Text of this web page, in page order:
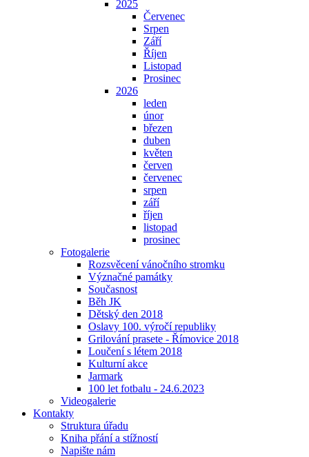
2025
Červenec
Srpen
Září
Říjen
Listopad
Prosinec
2026
leden
únor
březen
duben
květen
červen
červenec
srpen
září
říjen
listopad
prosinec
Fotogalerie
Rozsvěcení vánočního stromku
Význačné památky
Současnost
Běh JK
Dětský den 2018
Oslavy 100. výročí republiky
Grilování prasete - Římovice 2018
Loučení s létem 2018
Kulturní akce
Jarmark
100 let fotbalu - 24.6.2023
Videogalerie
Kontakty
Struktura úřadu
Kniha přání a stížností
Napište nám